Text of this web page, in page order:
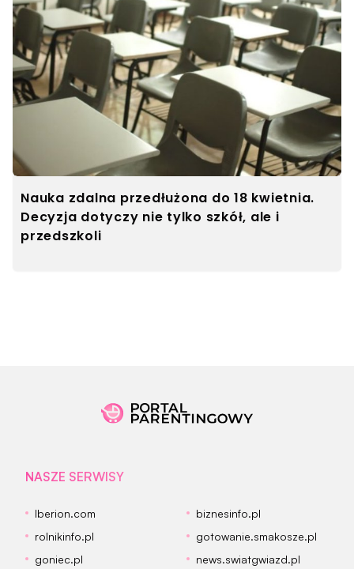
Nauka zdalna przedłużona do 18 kwietnia.
Decyzja dotyczy nie tylko szkół, ale i
przedszkoli
NASZE SERWISY
Iberion.com
biznesinfo.pl
rolnikinfo.pl
gotowanie.smakosze.pl
goniec.pl
news.swiatgwiazd.pl